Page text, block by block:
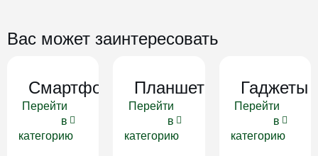
Вас может заинтересовать
Смартфоны
Перейти
в
категорию
Планшеты
Перейти
в
категорию
Гаджеты
Перейти
в
категорию